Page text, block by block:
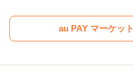
au PAY マーケッ